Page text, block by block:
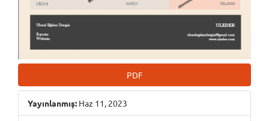
PDF
Yayınlanmış: Haz 11, 2023